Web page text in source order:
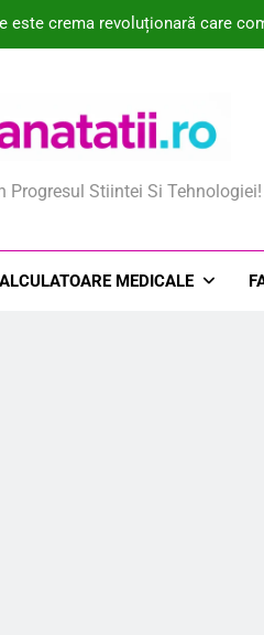
este crema revoluționară care
De ce sarea fără sodiu ar
Progresul Stiintei Si Tehnologiei!
MEDICALE